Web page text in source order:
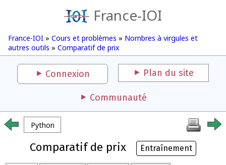
France-IOI
France-IOI » Cours et problèmes » Nombres à virgules et
autres outils » Comparatif de prix
Connexion Plan du site
Communauté
Python
Comparatif de prix Entraînement